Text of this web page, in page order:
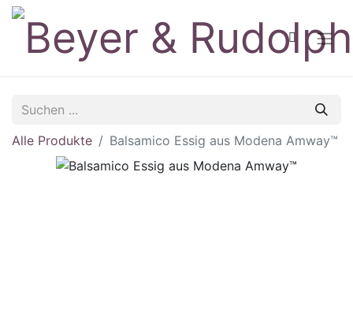
Alle Produkte Balsamico Essig aus Modena Amway™